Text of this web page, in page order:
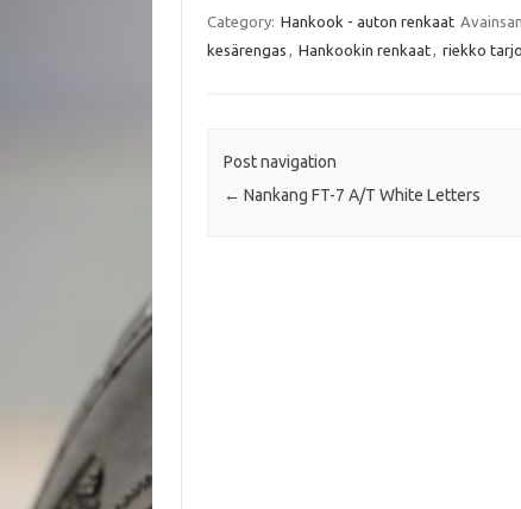
e
b
o
t
t
e
t
A
i
Category: Hankook - auton renkaat
kesärengas , Hankookin renkaat, riekko
Post navigation
← Nankang FT-7 A/T White Letters